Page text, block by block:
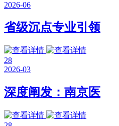
2026-06
省级沉点专业引领
28
2026-03
深度阐发：南京医